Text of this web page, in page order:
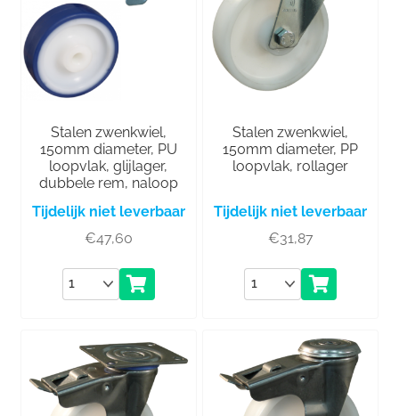
Stalen zwenkwiel,
150mm diameter, PU
loopvlak, glijlager,
dubbele rem, naloop
Tijdelijk niet leverbaar
€47,60
Aantal
Stalen zwenkwiel,
150mm diameter, PP
loopvlak, rollager
Tijdelijk niet leverbaar
€31,87
Aantal